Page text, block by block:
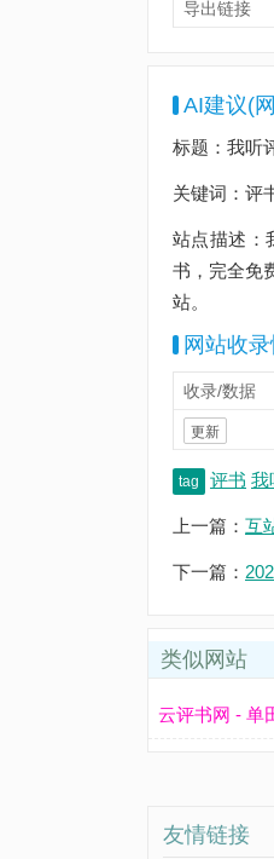
导出链接
AI建议(
标题：我听
关键词：评
站点描述：
书，完全免
站。
网站收
收录/数据
更新
tag 评书 我
上一篇： 互
下一篇：
类似网站
云评书网 - 单
友情链接